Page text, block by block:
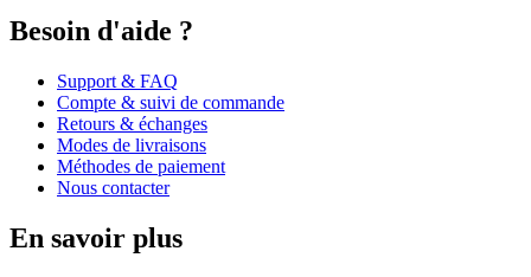
Besoin d'aide ?
Support & FAQ
Compte & suivi de commande
Retours & échanges
Modes de livraisons
Méthodes de paiement
Nous contacter
En savoir plus